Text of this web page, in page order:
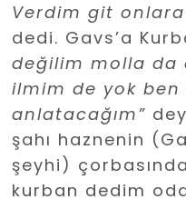
Verdim git
dedi. Gavs’a
değilim molla da
ilmim de yok
anlatacağım”
şahı haznenin
şeyhi)
kurban dedim